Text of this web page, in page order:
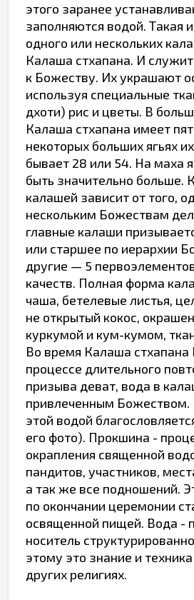
этого заранее
заполняются водой. Такая
одного или нескольких
Калаша стхапана. И
к Божеству. Их украшают
используя специальные
дхоти) рис и цветы. В
Калаша стхапана имеет
некоторых больших ягьях
бывает 28 или 54. На маха
быть значительно больше.
калашей зависит от того,
нескольким Божествам
главные калаши
или старшее по иерархии
другие — 5
качеств. Полная форма
чаша, бетелевые листья,
не открытый кокос,
куркумой и кум-кумом,
Во время Калаша
процессе длительного
призыва деват, вода в
привлеченным
этой водой
его фото). Прокшина -
окрапления священной
пандитов, участников,
а так же все подношений.
по окончании церемонии
освященной пищей. Вода -
носитель
этому это знание и
других религиях.